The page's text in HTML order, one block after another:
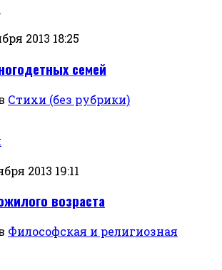
2013 18:25
семей
Стихи (без рубрики)
2013 19:11
возраста
Философская и религиозная